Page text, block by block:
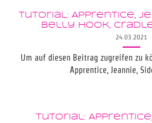
Tutorial: Apprentice,
Belly Hook,
24.03.2021
Um auf diesen Beitrag zugreifen zu
Apprentice, Jeannie,
Tutorial: